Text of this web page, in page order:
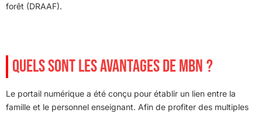
forêt (DRAAF).
QUELS SONT LES AVANTAGES DE MBN ?
Le portail numérique a été conçu pour établir un lien entre la
famille et le personnel enseignant. Afin de profiter des multiples